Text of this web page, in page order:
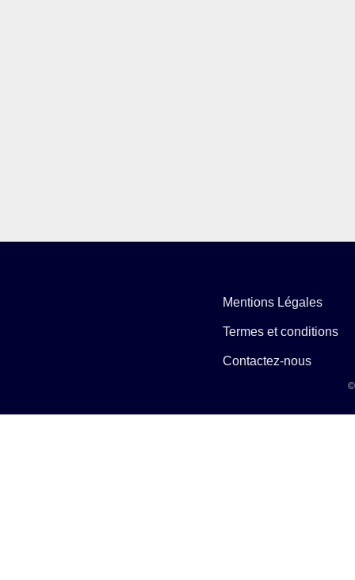
Mentions Légales
Termes et conditions
Contactez-nous
©